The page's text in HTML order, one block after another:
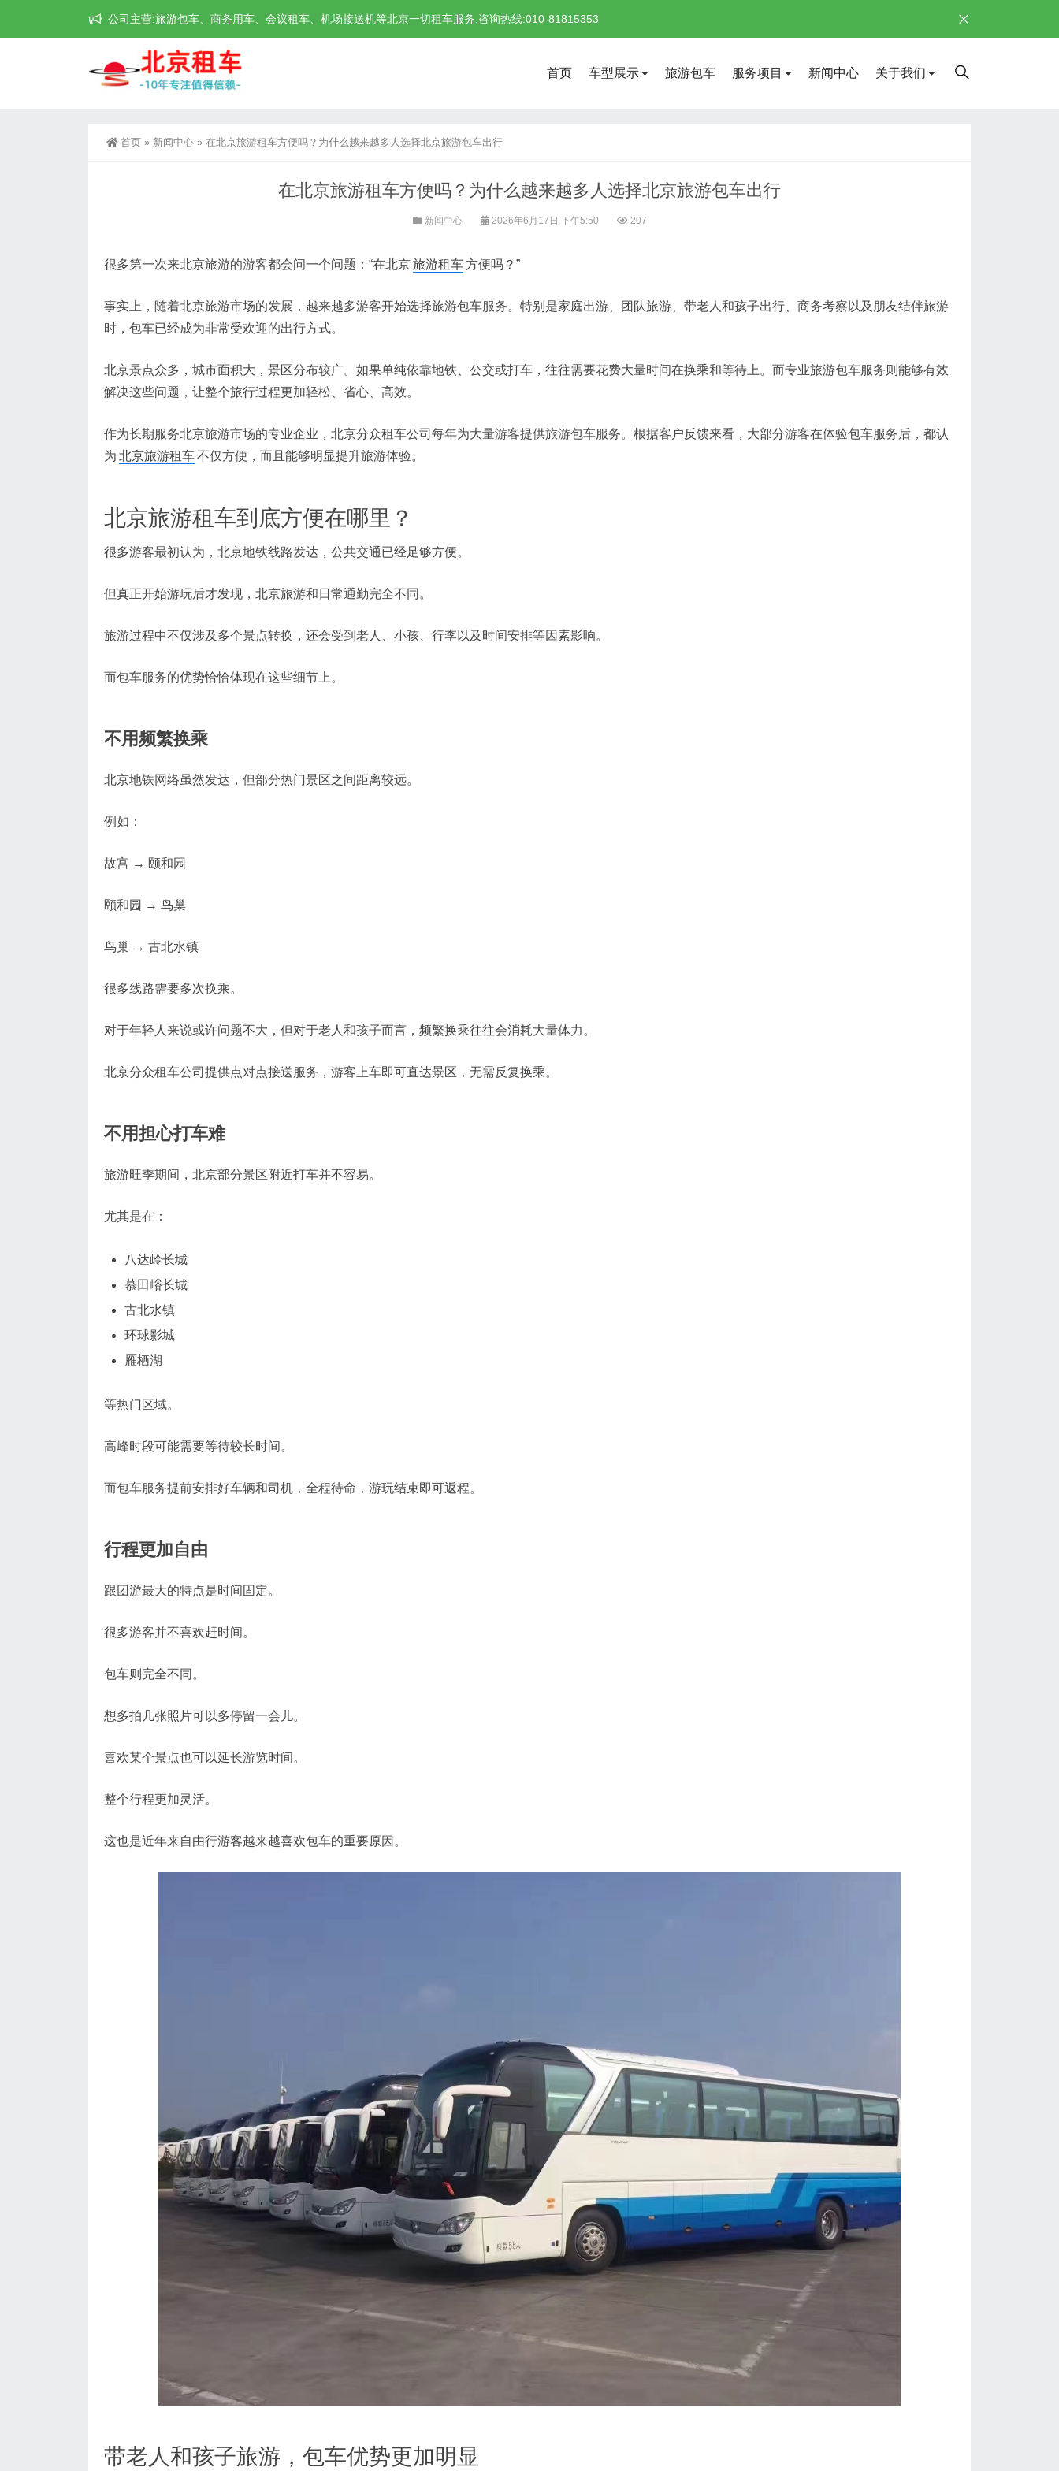
公司主营:旅游包车、商务用车、会议租车、机场接送机等北京一切租车服务,咨询热线:010-81815353
首页 车型展示 旅游包车 服务项目 新闻中心 关于我们
首页 » 新闻中心 » 在北京旅游租车方便吗？为什么越来越多人选择北京旅游包车出行
在北京旅游租车方便吗？为什么越来越多人选择北京旅游包车出行
新闻中心 2026年6月17日 下午5:50 207
很多第一次来北京旅游的游客都会问一个问题：“在北京旅游租车方便吗？”
事实上，随着北京旅游市场的发展，越来越多游客开始选择旅游包车服务。特别是家庭出游、团队旅游、带老人和孩子出行、商务考察以及朋友结伴旅游
时，包车已经成为非常受欢迎的出行方式。
北京景点众多，城市面积大，景区分布较广。如果单纯依靠地铁、公交或打车，往往需要花费大量时间在换乘和等待上。而专业旅游包车服务则能够有效
解决这些问题，让整个旅行过程更加轻松、省心、高效。
作为长期服务北京旅游市场的专业企业，北京分众租车公司每年为大量游客提供旅游包车服务。根据客户反馈来看，大部分游客在体验包车服务后，都认
为 北京旅游租车不仅方便，而且能够明显提升旅游体验。
北京旅游租车到底方便在哪里？
很多游客最初认为，北京地铁线路发达，公共交通已经足够方便。
但真正开始游玩后才发现，北京旅游和日常通勤完全不同。
旅游过程中不仅涉及多个景点转换，还会受到老人、小孩、行李以及时间安排等因素影响。
而包车服务的优势恰恰体现在这些细节上。
不用频繁换乘
北京地铁网络虽然发达，但部分热门景区之间距离较远。
例如：
故宫 → 颐和园
颐和园 → 鸟巢
鸟巢 → 古北水镇
很多线路需要多次换乘。
对于年轻人来说或许问题不大，但对于老人和孩子而言，频繁换乘往往会消耗大量体力。
北京分众租车公司提供点对点接送服务，游客上车即可直达景区，无需反复换乘。
不用担心打车难
旅游旺季期间，北京部分景区附近打车并不容易。
尤其是在：
八达岭长城
慕田峪长城
古北水镇
环球影城
雁栖湖
等热门区域。
高峰时段可能需要等待较长时间。
而包车服务提前安排好车辆和司机，全程待命，游玩结束即可返程。
行程更加自由
跟团游最大的特点是时间固定。
很多游客并不喜欢赶时间。
包车则完全不同。
想多拍几张照片可以多停留一会儿。
喜欢某个景点也可以延长游览时间。
整个行程更加灵活。
这也是近年来自由行游客越来越喜欢包车的重要原因。
带老人和孩子旅游，包车优势更加明显